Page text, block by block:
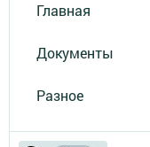
Главная
Документы
Разное